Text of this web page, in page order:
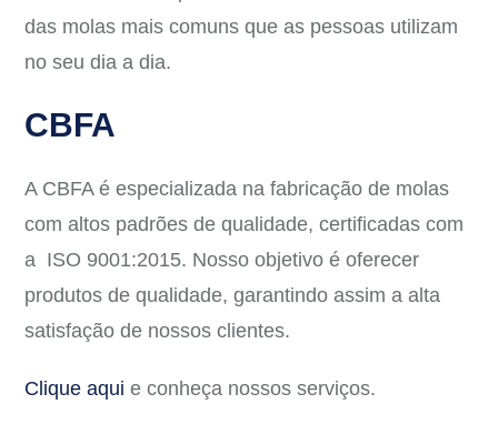
das molas mais comuns que as pessoas utilizam
no seu dia a dia.
CBFA
A CBFA é especializada na fabricação de molas
com altos padrões de qualidade, certificadas com
a ISO 9001:2015. Nosso objetivo é oferecer
produtos de qualidade, garantindo assim a alta
satisfação de nossos clientes.
Clique aqui e conheça nossos serviços.